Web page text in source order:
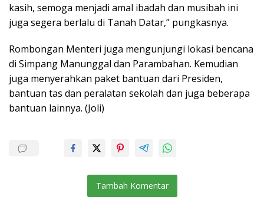
kasih, semoga menjadi amal ibadah dan musibah ini
juga segera berlalu di Tanah Datar,” pungkasnya.
Rombongan Menteri juga mengunjungi lokasi bencana
di Simpang Manunggal dan Parambahan. Kemudian
juga menyerahkan paket bantuan dari Presiden,
bantuan tas dan peralatan sekolah dan juga beberapa
bantuan lainnya. (Joli)
Tambah Komentar